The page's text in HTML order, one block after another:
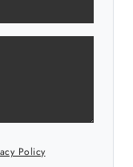
Policy